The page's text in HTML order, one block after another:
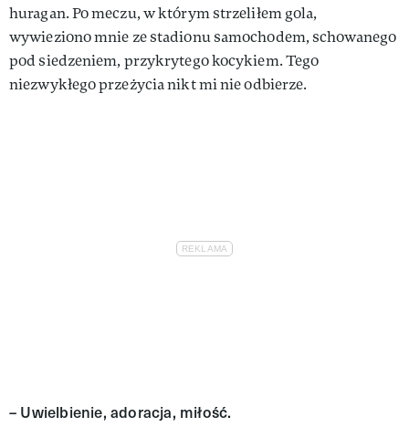
huragan. Po meczu, w którym strzeliłem gola,
wywieziono mnie ze stadionu samochodem, schowanego
pod siedzeniem, przykrytego kocykiem. Tego
niezwykłego przeżycia nikt mi nie odbierze.
– Uwielbienie, adoracja, miłość.